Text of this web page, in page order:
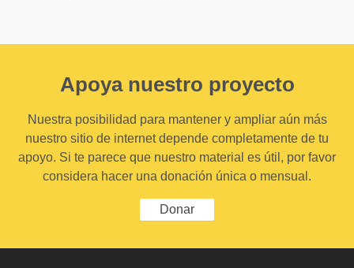
Apoya nuestro proyecto
Nuestra posibilidad para mantener y ampliar aún más
nuestro sitio de internet depende completamente de tu
apoyo. Si te parece que nuestro material es útil, por favor
considera hacer una donación única o mensual.
Donar